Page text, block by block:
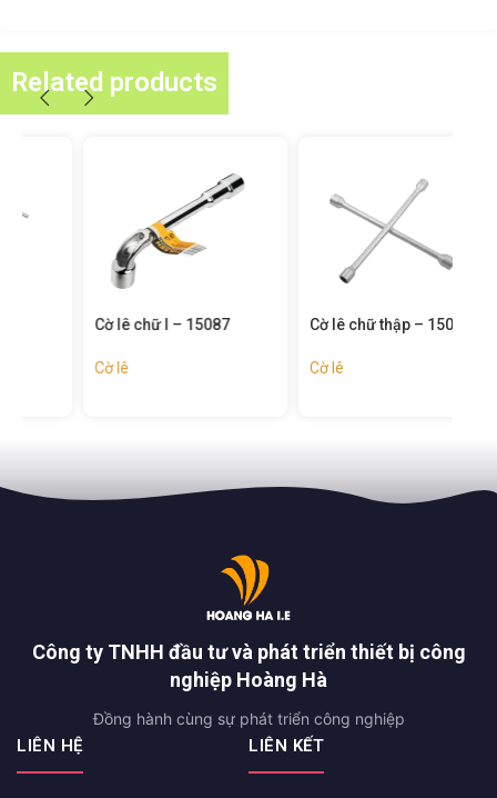
Related products
Cờ lê chữ l – 15087 Cờ lê chữ thập – 15079
Công ty TNHH đầu tư và phát triển thiết bị công
nghiệp Hoàng Hà
Đồng hành cùng sự phát triển công nghiệp
LIÊN HỆ LIÊN KẾT